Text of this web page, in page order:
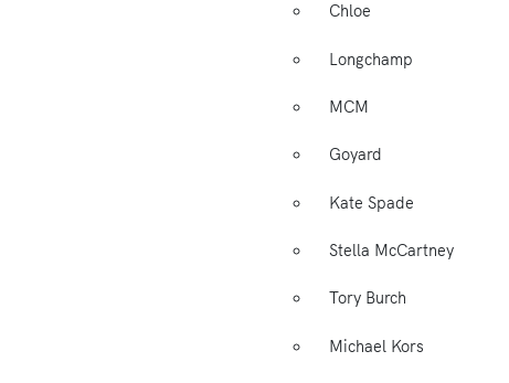
Chloe
Longchamp
MCM
Goyard
Kate Spade
Stella McCartney
Tory Burch
Michael Kors